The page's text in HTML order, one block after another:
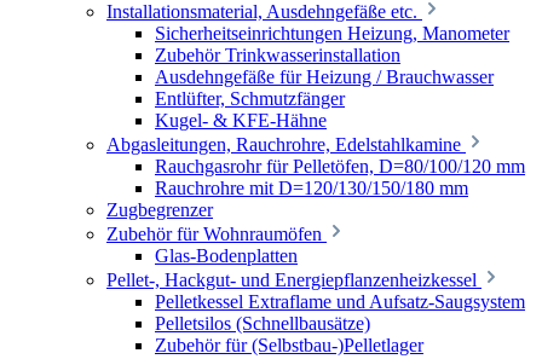
Installationsmaterial, Ausdehngefäße etc.
Sicherheitseinrichtungen Heizung, Manometer
Zubehör Trinkwasserinstallation
Ausdehngefäße für Heizung / Brauchwasser
Entlüfter, Schmutzfänger
Kugel- & KFE-Hähne
Abgasleitungen, Rauchrohre, Edelstahlkamine
Rauchgasrohr für Pelletöfen, D=80/100/120 mm
Rauchrohre mit D=120/130/150/180 mm
Zugbegrenzer
Zubehör für Wohnraumöfen
Glas-Bodenplatten
Pellet-, Hackgut- und Energiepflanzenheizkessel
Pelletkessel Extraflame und Aufsatz-Saugsystem
Pelletsilos (Schnellbausätze)
Zubehör für (Selbstbau-)Pelletlager